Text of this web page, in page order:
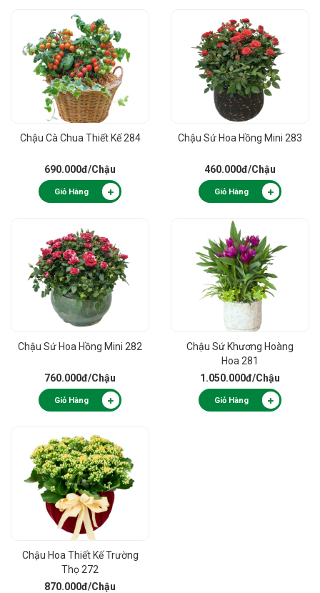
Chậu Cà Chua Thiết Kế 284
690.000đ/Chậu
Giỏ Hàng
Chậu Sứ Hoa Hồng Mini 283
460.000đ/Chậu
Giỏ Hàng
Chậu Sứ Hoa Hồng Mini 282
760.000đ/Chậu
Giỏ Hàng
Chậu Sứ Khương Hoàng
Hoa 281
1.050.000đ/Chậu
Giỏ Hàng
Chậu Hoa Thiết Kế Trường
Thọ 272
870.000đ/Chậu